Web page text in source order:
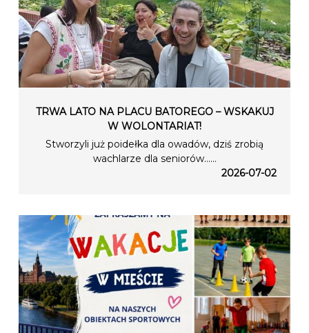
TRWA LATO NA PLACU BATOREGO – WSKAKUJ
W WOLONTARIAT!
Stworzyli już poidełka dla owadów, dziś zrobią
wachlarze dla seniorów…...
2026-07-02